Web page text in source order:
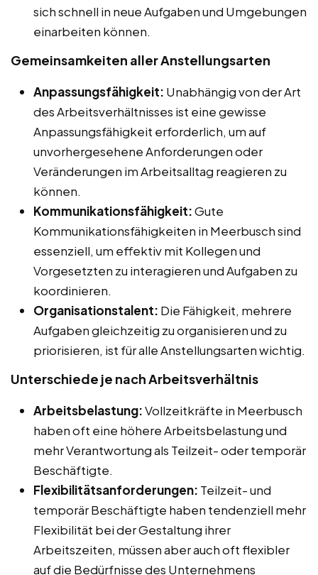
sich schnell in neue Aufgaben und Umgebungen
einarbeiten können.
Gemeinsamkeiten aller Anstellungsarten
Anpassungsfähigkeit: Unabhängig von der Art
des Arbeitsverhältnisses ist eine gewisse
Anpassungsfähigkeit erforderlich, um auf
unvorhergesehene Anforderungen oder
Veränderungen im Arbeitsalltag reagieren zu
können.
Kommunikationsfähigkeit:Gute
Kommunikationsfähigkeiten in Meerbusch sind
essenziell, um effektiv mit Kollegen und
Vorgesetzten zu interagieren und Aufgaben zu
koordinieren.
Organisationstalent: Die Fähigkeit, mehrere
Aufgaben gleichzeitig zu organisieren und zu
priorisieren, ist für alle Anstellungsarten wichtig.
Unterschiede je nach Arbeitsverhältnis
Arbeitsbelastung:Vollzeitkräfte in Meerbusch
haben oft eine höhere Arbeitsbelastung und
mehr Verantwortung als Teilzeit- oder temporär
Beschäftigte.
Flexibilitätsanforderungen: Teilzeit- und
temporär Beschäftigte haben tendenziell mehr
Flexibilität bei der Gestaltung ihrer
Arbeitszeiten, müssen aber auch oft flexibler
auf die Bedürfnisse des Unternehmens